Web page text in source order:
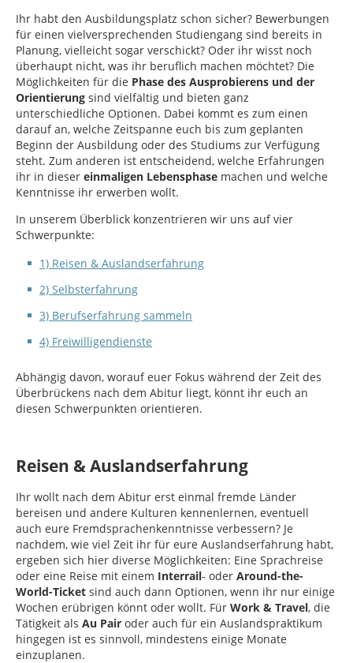
Ihr habt den Ausbildungsplatz schon sicher? Bewerbungen
für einen vielversprechenden Studiengang sind bereits in
Planung, vielleicht sogar verschickt? Oder ihr wisst noch
überhaupt nicht, was ihr beruflich machen möchtet? Die
Möglichkeiten für die Phase des Ausprobierens und der
Orientierung sind vielfältig und bieten ganz
unterschiedliche Optionen. Dabei kommt es zum einen
darauf an, welche Zeitspanne euch bis zum geplanten
Beginn der Ausbildung oder des Studiums zur Verfügung
steht. Zum anderen ist entscheidend, welche Erfahrungen
ihr in dieser einmaligen Lebensphase machen und welche
Kenntnisse ihr erwerben wollt.
In unserem Überblick konzentrieren wir uns auf vier
Schwerpunkte:
1) Reisen & Auslandserfahrung
2) Selbsterfahrung
3) Berufserfahrung sammeln
4) Freiwilligendienste
Abhängig davon, worauf euer Fokus während der Zeit des
Überbrückens nach dem Abitur liegt, könnt ihr euch an
diesen Schwerpunkten orientieren.
Reisen & Auslandserfahrung
Ihr wollt nach dem Abitur erst einmal fremde Länder
bereisen und andere Kulturen kennenlernen, eventuell
auch eure Fremdsprachenkenntnisse verbessern? Je
nachdem, wie viel Zeit ihr für eure Auslandserfahrung habt,
ergeben sich hier diverse Möglichkeiten: Eine Sprachreise
oder eine Reise mit einem Interrail- oder Around-the-
World-Ticket sind auch dann Optionen, wenn ihr nur einige
Wochen erübrigen könnt oder wollt. Für Work & Travel, die
Tätigkeit als Au Pair oder auch für ein Auslandspraktikum
hingegen ist es sinnvoll, mindestens einige Monate
einzuplanen.